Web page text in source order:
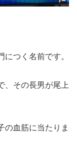
つく名前です。
、その長男が尾上
の血筋に当たりま